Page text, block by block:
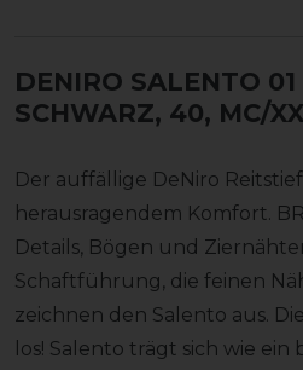
DENIRO SALENTO
SCHWARZ, 40, MC/
Der auffällige DeNiro
herausragendem Komfort.
Details, Bögen und
Schaftführung, die feinen
zeichnen den Salento aus.
los! Salento trägt sich wie